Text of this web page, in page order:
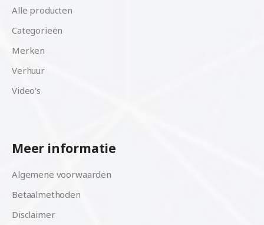
Alle producten
Categorieën
Merken
Verhuur
Video's
Meer informatie
Algemene voorwaarden
Betaalmethoden
Disclaimer